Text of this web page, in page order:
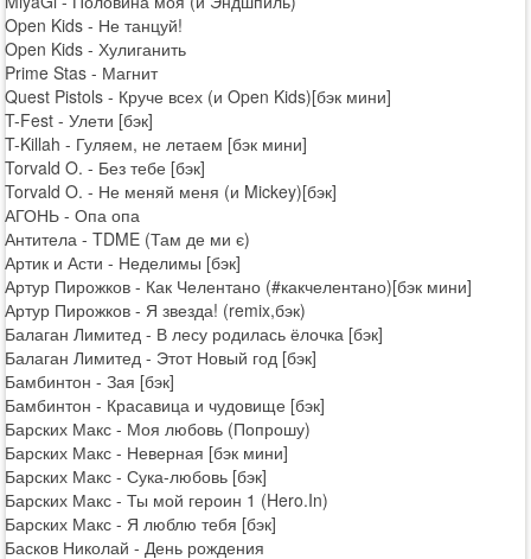
Open Kids - Не танцуй!
Open Kids - Хулиганить
Prime Stas - Магнит
Quest Pistols - Круче всех (и Open Kids)[бэк мини]
T-Fest - Улети [бэк]
T-Killah - Гуляем, не летаем [бэк мини]
Torvald O. - Без тебе [бэк]
Torvald O. - Не меняй меня (и Mickey)[бэк]
АГОНЬ - Опа опа
Антитела - TDME (Там де ми є)
Артик и Асти - Неделимы [бэк]
Артур Пирожков - Как Челентано (#какчелентано)[бэк мини]
Артур Пирожков - Я звезда! (remix,бэк)
Балаган Лимитед - В лесу родилась ёлочка [бэк]
Балаган Лимитед - Этот Новый год [бэк]
Бамбинтон - Зая [бэк]
Бамбинтон - Красавица и чудовище [бэк]
Барских Макс - Моя любовь (Попрошу)
Барских Макс - Неверная [бэк мини]
Барских Макс - Сука-любовь [бэк]
Барских Макс - Ты мой героин 1 (Hero.In)
Барских Макс - Я люблю тебя [бэк]
Басков Николай - День рождения